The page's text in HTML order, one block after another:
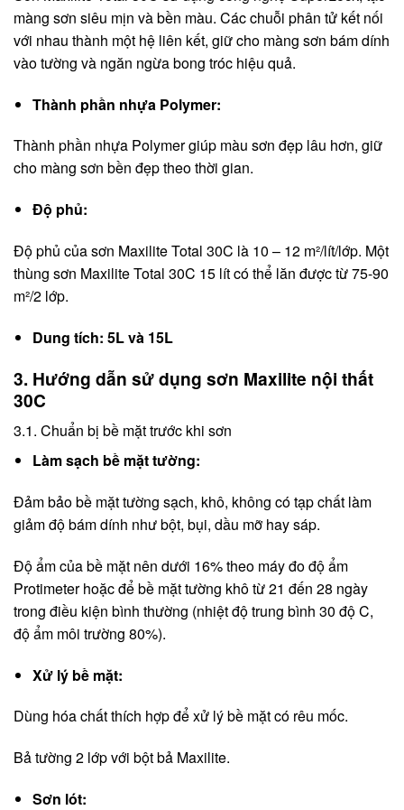
màng sơn siêu mịn và bền màu. Các chuỗi phân tử kết nối
với nhau thành một hệ liên kết, giữ cho màng sơn bám dính
vào tường và ngăn ngừa bong tróc hiệu quả.
Thành phần nhựa Polymer:
Thành phần nhựa Polymer giúp màu sơn đẹp lâu hơn, giữ
cho màng sơn bền đẹp theo thời gian.
Độ phủ:
Độ phủ của sơn Maxilite Total 30C là 10 – 12 m²/lít/lớp. Một
thùng sơn Maxilite Total 30C 15 lít có thể lăn được từ 75-90
m²/2 lớp.
Dung tích: 5L và 15L
3. Hướng dẫn sử dụng sơn Maxilite nội thất
30C
3.1. Chuẩn bị bề mặt trước khi sơn
Làm sạch bề mặt tường:
Đảm bảo bề mặt tường sạch, khô, không có tạp chất làm
giảm độ bám dính như bột, bụi, dầu mỡ hay sáp.
Độ ẩm của bề mặt nên dưới 16% theo máy đo độ ẩm
Protimeter hoặc để bề mặt tường khô từ 21 đến 28 ngày
trong điều kiện bình thường (nhiệt độ trung bình 30 độ C,
độ ẩm môi trường 80%).
Xử lý bề mặt:
Dùng hóa chất thích hợp để xử lý bề mặt có rêu mốc.
Bả tường 2 lớp với bột bả Maxilite.
Sơn lót: